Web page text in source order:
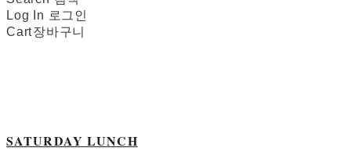
Log In 로그인
Cart장바구니
SATURDAY LUNCH